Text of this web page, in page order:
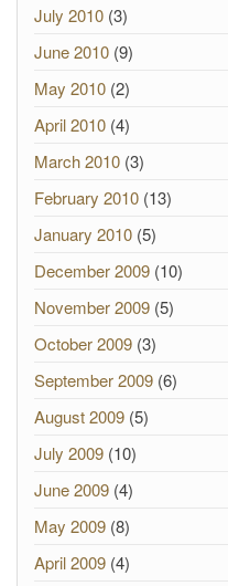
July 2010 (3)
June 2010 (9)
May 2010 (2)
April 2010 (4)
March 2010 (3)
February 2010 (13)
January 2010 (5)
December 2009 (10)
November 2009 (5)
October 2009 (3)
September 2009 (6)
August 2009 (5)
July 2009 (10)
June 2009 (4)
May 2009 (8)
April 2009 (4)